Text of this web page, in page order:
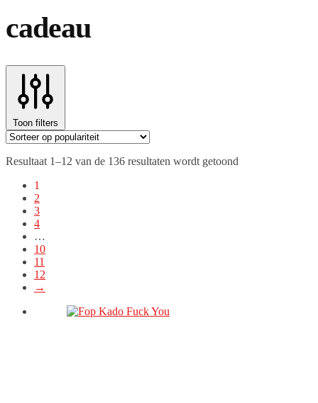
cadeau
Toon filters
Resultaat 1–12 van de 136 resultaten wordt getoond
1
2
3
4
…
10
11
12
→